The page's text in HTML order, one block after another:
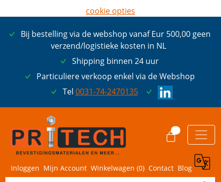
Bij bestelling via de webshop vanaf Eur 500,00 geen
verzend/logistieke kosten in NL
Shipping binnen 24 uur
Particuliere verkoop enkel via de Webshop
Tel 0031-74-2470135
Inloggen Mijn Account Winkelwagen (0) Contact Blog
cookie opties
ik ga akkoord met cookies